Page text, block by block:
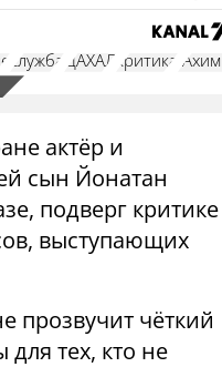
служба ЦАХАЛ критика
актёр и
сын Йонатан
выступающих
прозвучит чёткий
тех, кто не